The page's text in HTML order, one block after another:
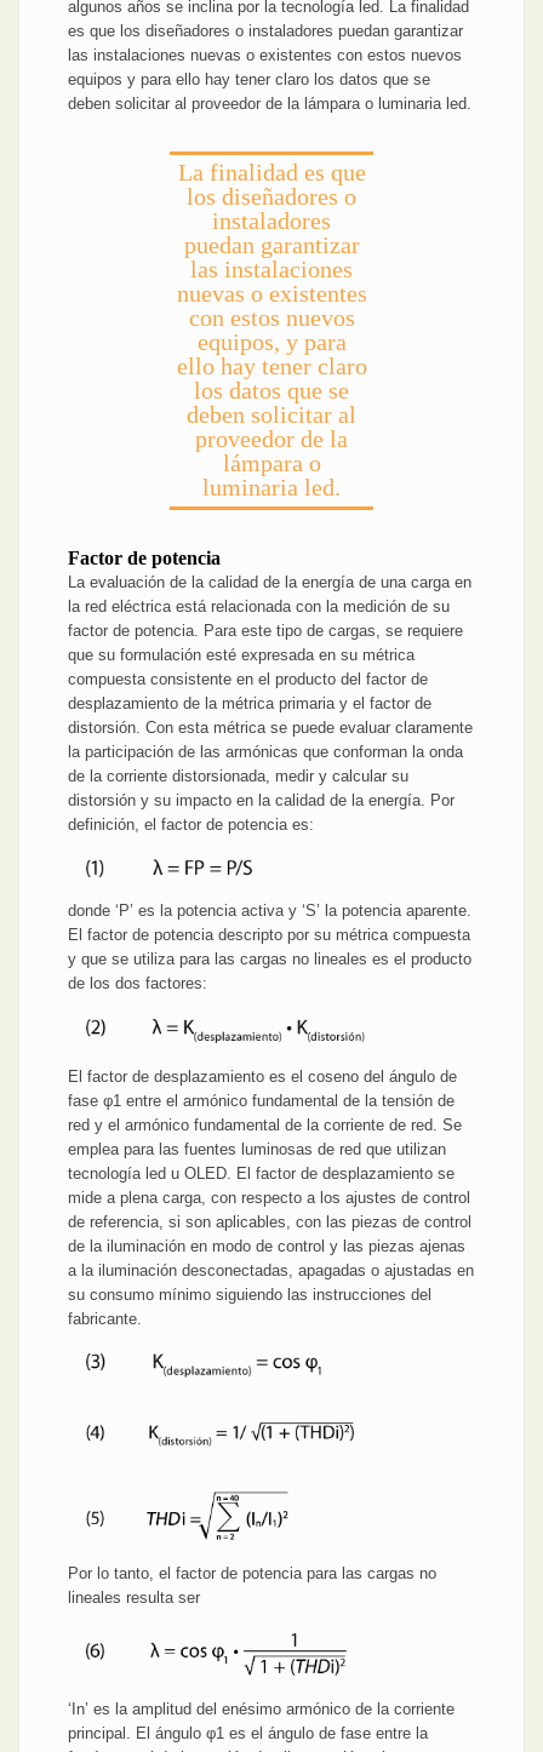
algunos años se inclina por la tecnología led. La finalidad
es que los diseñadores o instaladores puedan garantizar
las instalaciones nuevas o existentes con estos nuevos
equipos y para ello hay tener claro los datos que se
deben solicitar al proveedor de la lámpara o luminaria led.
La finalidad es que
los diseñadores o
instaladores
puedan garantizar
las instalaciones
nuevas o existentes
con estos nuevos
equipos, y para
ello hay tener claro
los datos que se
deben solicitar al
proveedor de la
lámpara o
luminaria led.
Factor de potencia
La evaluación de la calidad de la energía de una carga en
la red eléctrica está relacionada con la medición de su
factor de potencia. Para este tipo de cargas, se requiere
que su formulación esté expresada en su métrica
compuesta consistente en el producto del factor de
desplazamiento de la métrica primaria y el factor de
distorsión. Con esta métrica se puede evaluar claramente
la participación de las armónicas que conforman la onda
de la corriente distorsionada, medir y calcular su
distorsión y su impacto en la calidad de la energía. Por
definición, el factor de potencia es:
donde ‘P’ es la potencia activa y ‘S’ la potencia aparente.
El factor de potencia descripto por su métrica compuesta
y que se utiliza para las cargas no lineales es el producto
de los dos factores:
El factor de desplazamiento es el coseno del ángulo de
fase φ1 entre el armónico fundamental de la tensión de
red y el armónico fundamental de la corriente de red. Se
emplea para las fuentes luminosas de red que utilizan
tecnología led u OLED. El factor de desplazamiento se
mide a plena carga, con respecto a los ajustes de control
de referencia, si son aplicables, con las piezas de control
de la iluminación en modo de control y las piezas ajenas
a la iluminación desconectadas, apagadas o ajustadas en
su consumo mínimo siguiendo las instrucciones del
fabricante.
Por lo tanto, el factor de potencia para las cargas no
lineales resulta ser
‘In’ es la amplitud del enésimo armónico de la corriente
principal. El ángulo φ1 es el ángulo de fase entre la